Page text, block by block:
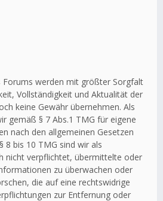
Forums werden mit größter Sorgfalt
Vollständigkeit und Aktualität der
keine Gewähr übernehmen. Als
gemäß § 7 Abs.1 TMG für eigene
nach den allgemeinen Gesetzen
8 bis 10 TMG sind wir als
nicht verpflichtet, übermittelte oder
zu überwachen oder
die auf eine rechtswidrige
zur Entfernung oder